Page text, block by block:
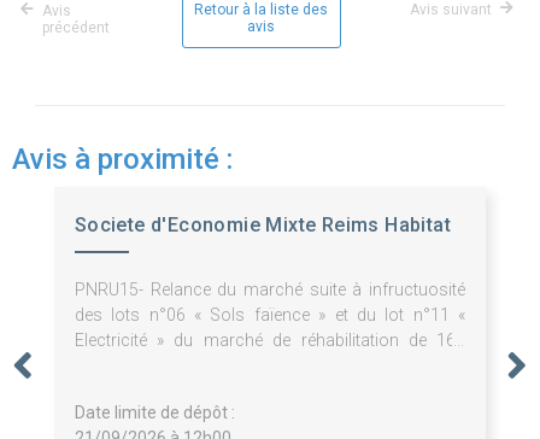
Avis
précédent
Retour à la liste des
avis
Avis suivant
Avis à proximité :
Societe d'Economie Mixte Reims Habitat
PNRU15- Relance du marché suite à infructuosité
des lots n°06 « Sols faïence » et du lot n°11 «
Electricité » du marché de réhabilitation de 167
Date limite de dépôt :